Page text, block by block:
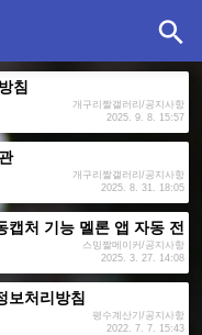
침
개구리짤갤러리/공지사항
2025. 9. 8. 15:57
개구리짤갤러리/공지사항
2025. 8. 31. 18:05
처 기능 멜론 앱 자동 전
스밍짤메이커/공지사항
2025. 3. 27. 14:08
보처리방침
평수계산기/공지사항
2022. 7. 7. 15:43